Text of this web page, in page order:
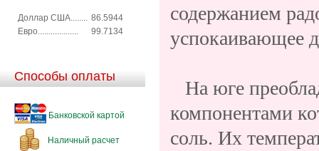
Доллар США........ 86.5944
Евро...................
99.7134
Способы оплаты
Банковской картой
Наличный расчет
содержанием
успокаивающее
На юге
компонентами
соль. Их